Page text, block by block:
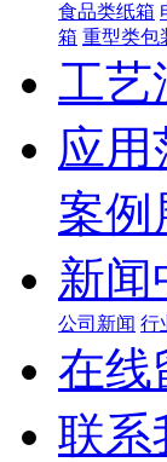
食品类纸箱
箱 重型类包
工艺
应用
案例
新闻
公司新闻 行
在线
联系